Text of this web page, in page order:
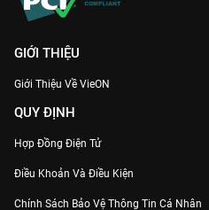
GIỚI THIỆU
Giới Thiệu Về VieON
QUY ĐỊNH
Hợp Đồng Điện Tử
Điều Khoản Và Điều Kiện
Chính Sách Bảo Vệ Thông Tin Cá Nhân